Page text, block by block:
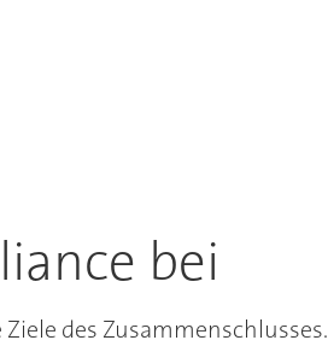
bei
des Zusammenschlusses.